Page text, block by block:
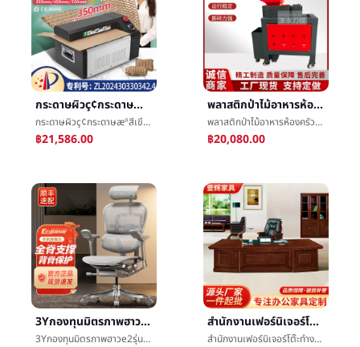
กระดาษผิวç¢กระดาษæºสีเขียวบรรจุภัณฑ์กระดาษæ¿ตาข่ายStripจัดส่งด่วนบรรจุภัณฑ์บัฟเฟอร์การกรอกลูกฟูกกระดาษç®±บวมเครื่องตัด
กระดาษผิวç¢กระดาษæºสีเขียวบรรจุภัณฑ์กระดาษæ¿ตาข่ายStripจัดส่งด่วนบรรจุภัณฑ์บัฟเฟอร์การกรอกลูกฟูกกระดาษç®±บวมเครื่องตัด
฿21,586.00
พลาสติกป่าไม้อาหารห้องครัวขยะBiaxialฉีกเครื่องไฟล์ข้อมูลรถติดตั้งอุปกรณ์ขนาดเล็กฉีกเครื่องç²ç¢เครื่อง
พลาสติกป่าไม้อาหารห้องครัวขยะBiaxialฉีกเครื่องไฟล์ข้อมูลรถติดตั้งอุปกรณ์ขนาดเล็กฉีกเครื่องç²ç¢เครื่อง
฿20,080.00
3Yกองทุนมิตรภาพฮาวe2รุ่นคอมพิวเตอร์เก้าอี้ร่างกายมนุษย์วิศวกรรมเก้าอี้ไฟฟ้าแข่งขันสุทธิเก้าอี้åå¬เก้าอี้ครัวเรือนป้องกันเอววิศวกรรมเก้าอี้
3Yกองทุนมิตรภาพฮาวe2รุ่นคอมพิวเตอร์เก้าอี้ร่างกายมนุษย์วิศวกรรมเก้าอี้ไฟฟ้าแข่งขันสุทธิเก้าอี้åå¬เก้าอี้ครัวเรือนป้องกันเอววิศวกรรมเก้าอี้
สำนักงานเฟอร์นิเจอร์โต๊ะทำงานซีอีโอไต้หวันอิสระตู้เก็บเอกสารใหม่สไตล์จีนแผ่นไม้อัดทาสีผู้จัดการหัวสำนักงานæ¡
สำนักงานเฟอร์นิเจอร์โต๊ะทำงานซีอีโอไต้หวันอิสระตู้เก็บเอกสารใหม่สไตล์จีนแผ่นไม้อัดทาสีผู้จัดการหัวสำนักงานæ¡